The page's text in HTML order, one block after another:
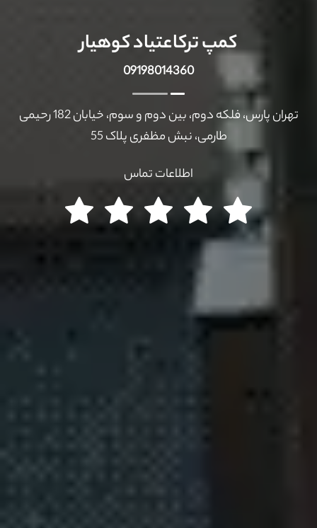
کمپ ترکاعتیاد کوهیار
09198014360
تهران پارس، فلکه دوم، بین دوم و سوم، خیابان 182 رحیمی
طارمی، نبش مظفری پلاک 55
اطلاعات تماس